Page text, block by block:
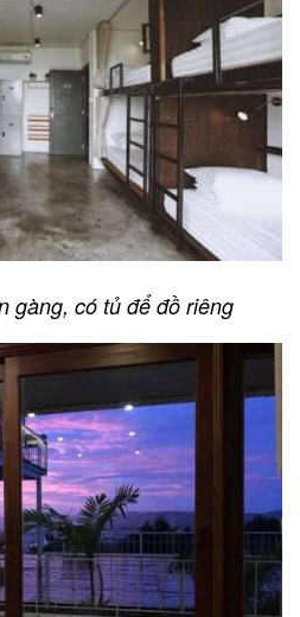
gàng, có tủ để đồ riêng